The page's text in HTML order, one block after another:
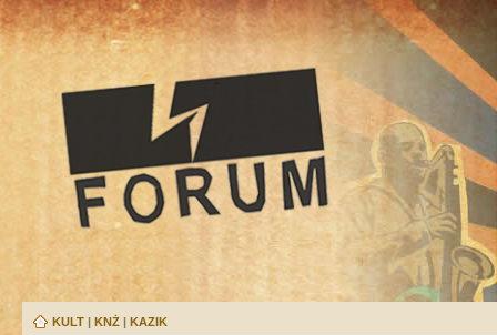
KULT | KNŻ | KAZIK